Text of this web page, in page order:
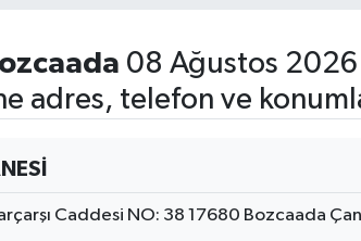
08 Ağustos
adres, telefon ve
Caddesi NO: 38 17680 Bozcaada